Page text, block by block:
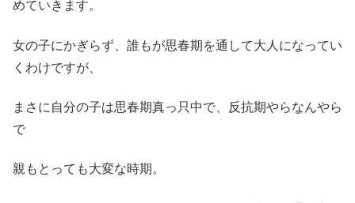
めていきます。
女の子にかぎらず、誰もが思春期を通して大人になってい
くわけですが、
まさに自分の子は思春期真っ只中で、反抗期やらなんやら
で
親もとっても大変な時期。